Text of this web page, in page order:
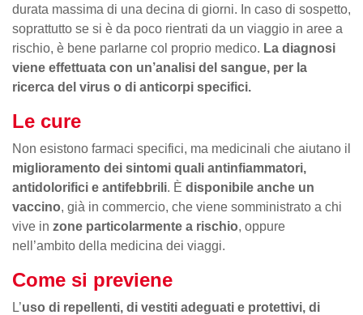
durata massima di una decina di giorni. In caso di sospetto,
soprattutto se si è da poco rientrati da un viaggio in aree a
rischio, è bene parlarne col proprio medico. La diagnosi
viene effettuata con un’analisi del sangue, per la
ricerca del virus o di anticorpi specifici.
Le cure
Non esistono farmaci specifici, ma medicinali che aiutano il
miglioramento dei sintomi quali antinfiammatori,
antidolorifici e antifebbrili. È disponibile anche un
vaccino, già in commercio, che viene somministrato a chi
vive in zone particolarmente a rischio, oppure
nell’ambito della medicina dei viaggi.
Come si previene
L’uso di repellenti, di vestiti adeguati e protettivi, di